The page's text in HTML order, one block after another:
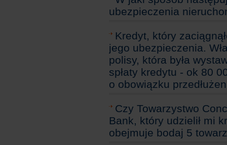
ubezpieczenia
Kredyt, który
jego ubezpieczenia.
polisy, która była
spłaty kredytu - ok 80
o obowiązku
Czy Towarzystwo
Bank, który udzielił mi
obejmuje bodaj 5